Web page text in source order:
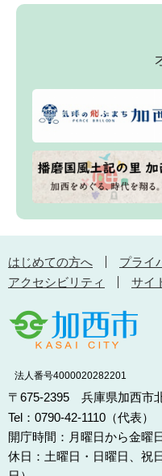
はじめての方へ
プライ
アクセシビリティ
サイ
法人番号4000020282201
〒675-2395 兵庫県加西市
Tel：0790-42-1110（代表）
開庁時間：月曜日から金曜
休日：土曜日・日曜日、祝